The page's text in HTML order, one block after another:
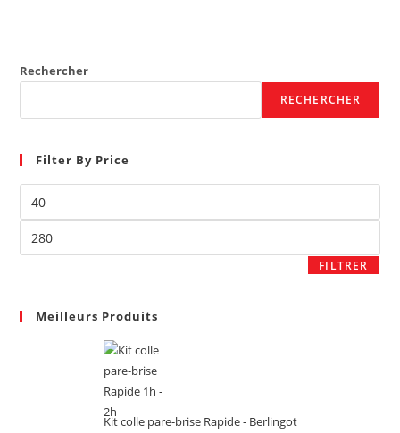
Rechercher
RECHERCHER
Filter By Price
FILTRER
Meilleurs Produits
Kit colle pare-brise Rapide - Berlingot